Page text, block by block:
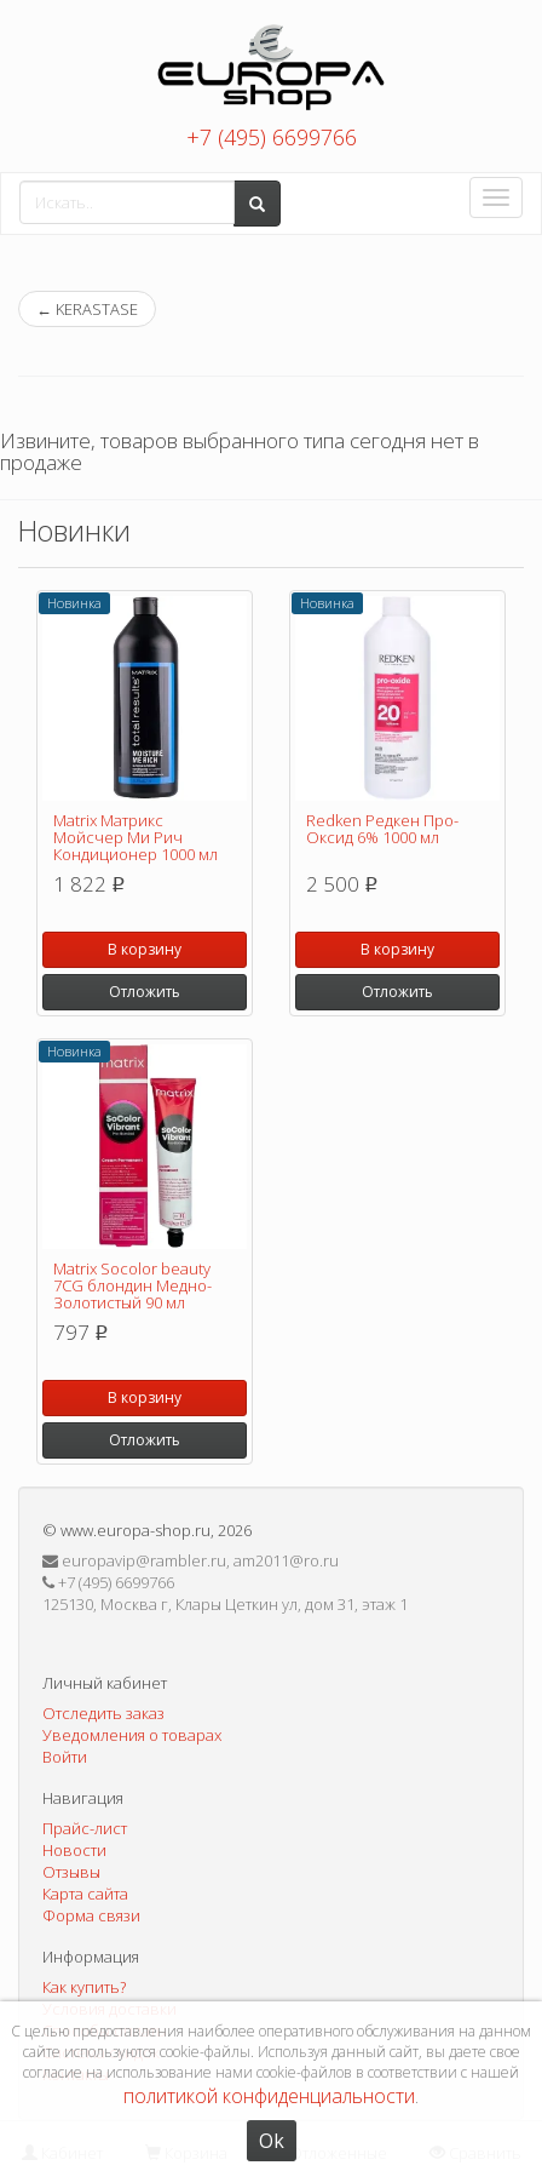
+7 (495) 6699766
Toggle
← KERASTASE
Извините, товаров выбранного типа сегодня нет в
продаже
Новинки
Новинка
Matrix Матрикс
Мойсчер Ми Рич
Кондиционер 1000 мл
1 822 p
В корзину
Отложить
Новинка
Redken Редкен Про-
Оксид 6% 1000 мл
2 500 p
В корзину
Отложить
Новинка
Matrix Socolor beauty
7CG блондин Медно-
Золотистый 90 мл
797 p
В корзину
Отложить
© www.europa-shop.ru, 2026
europavip@rambler.ru, am2011@ro.ru
+7 (495) 6699766
125130, Москва г, Клары Цеткин ул, дом 31, этаж 1
Личный кабинет
Отследить заказ
Уведомления о товарах
Войти
Навигация
Прайс-лист
Новости
Отзывы
Карта сайта
Форма связи
Информация
Как купить?
Условия доставки
Способы оплаты
Система скидок
Контакты
С целью предоставления наиболее оперативного обслуживания на данном
сайте используются cookie-файлы. Используя данный сайт, вы даете свое
согласие на использование нами cookie-файлов в соответствии с нашей
политикой конфиденциальности.
Ok